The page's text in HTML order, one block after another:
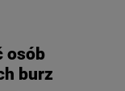
osób
burz